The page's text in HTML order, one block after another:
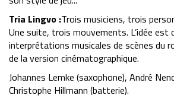
Tria Lingvo :Trois musiciens, trois
Une suite, trois mouvements. L’idée est
interprétations musicales de scènes du
de la version cinématographique.
Johannes Lemke (saxophone), André
Christophe Hillmann (batterie).